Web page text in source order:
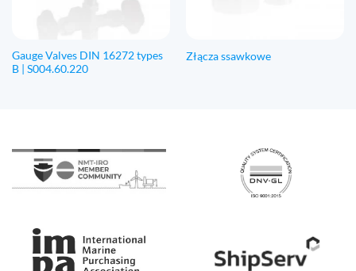
Gauge Valves DIN 16272 types
B | S004.60.220
Złącza ssawkowe